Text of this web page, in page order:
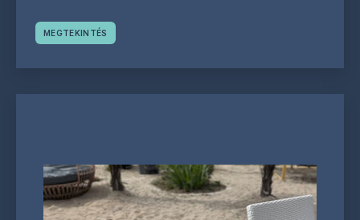
MEGTEKINTÉS